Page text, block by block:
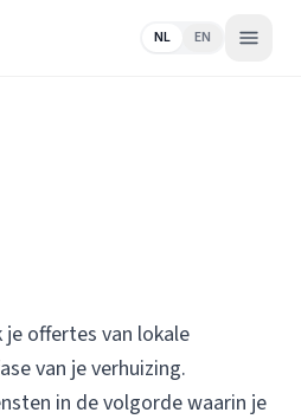
NL EN
je offertes van lokale
van je verhuizing.
in de volgorde waarin je